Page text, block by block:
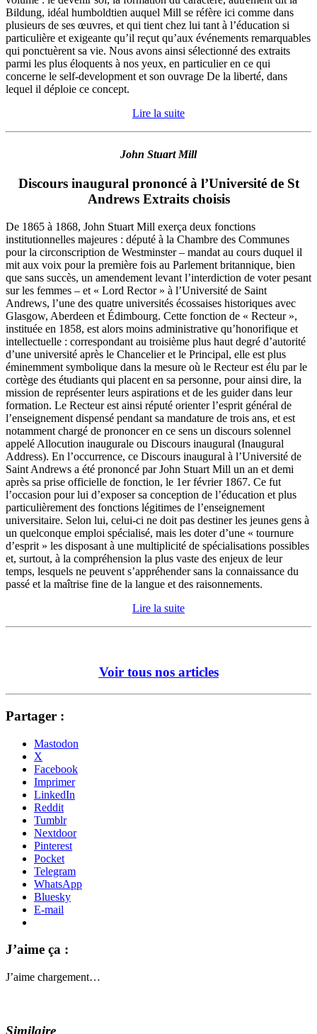
Bildung, idéal humboldtien auquel Mill se réfère ici comme dans
plusieurs de ses œuvres, et qui tient chez lui tant à l’éducation si
particulière et exigeante qu’il reçut qu’aux événements remarquables
qui ponctuèrent sa vie. Nous avons ainsi sélectionné des extraits
parmi les plus éloquents à nos yeux, en particulier en ce qui
concerne le self-development et son ouvrage De la liberté, dans
lequel il déploie ce concept.
Lire la suite
John Stuart Mill
Discours inaugural prononcé à l’Université de St
Andrews Extraits choisis
De 1865 à 1868, John Stuart Mill exerça deux fonctions
institutionnelles majeures : député à la Chambre des Communes
pour la circonscription de Westminster – mandat au cours duquel il
mit aux voix pour la première fois au Parlement britannique, bien
que sans succès, un amendement levant l’interdiction de voter pesant
sur les femmes – et « Lord Rector » à l’Université de Saint
Andrews, l’une des quatre universités écossaises historiques avec
Glasgow, Aberdeen et Édimbourg. Cette fonction de « Recteur »,
instituée en 1858, est alors moins administrative qu’honorifique et
intellectuelle : correspondant au troisième plus haut degré d’autorité
d’une université après le Chancelier et le Principal, elle est plus
éminemment symbolique dans la mesure où le Recteur est élu par le
cortège des étudiants qui placent en sa personne, pour ainsi dire, la
mission de représenter leurs aspirations et de les guider dans leur
formation. Le Recteur est ainsi réputé orienter l’esprit général de
l’enseignement dispensé pendant sa mandature de trois ans, et est
notamment chargé de prononcer en ce sens un discours solennel
appelé Allocution inaugurale ou Discours inaugural (Inaugural
Address). En l’occurrence, ce Discours inaugural à l’Université de
Saint Andrews a été prononcé par John Stuart Mill un an et demi
après sa prise officielle de fonction, le 1er février 1867. Ce fut
l’occasion pour lui d’exposer sa conception de l’éducation et plus
particulièrement des fonctions légitimes de l’enseignement
universitaire. Selon lui, celui-ci ne doit pas destiner les jeunes gens à
un quelconque emploi spécialisé, mais les doter d’une « tournure
d’esprit » les disposant à une multiplicité de spécialisations possibles
et, surtout, à la compréhension la plus vaste des enjeux de leur
temps, lesquels ne peuvent s’appréhender sans la connaissance du
passé et la maîtrise fine de la langue et des raisonnements.
Lire la suite
Voir tous nos articles
Partager :
Mastodon
X
Facebook
Imprimer
LinkedIn
Reddit
Tumblr
Nextdoor
Pinterest
Pocket
Telegram
WhatsApp
Bluesky
E-mail
J’aime ça :
J’aime chargement…
Similaire